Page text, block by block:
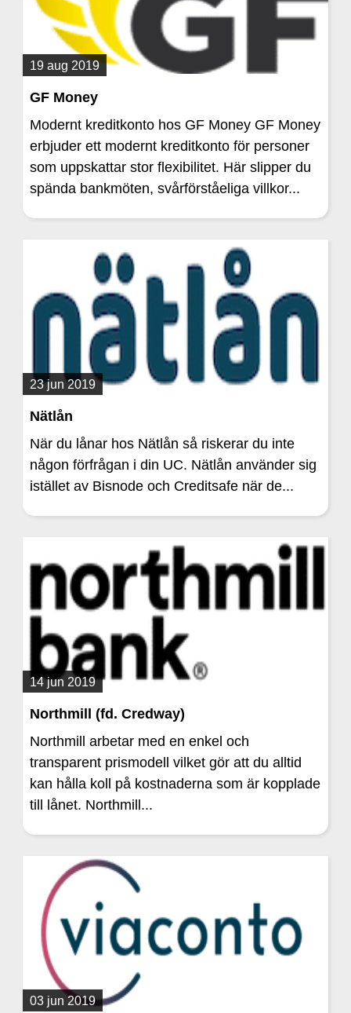
19 aug 2019
GF Money
Modernt kreditkonto hos GF Money GF Money
erbjuder ett modernt kreditkonto för personer
som uppskattar stor flexibilitet. Här slipper du
spända bankmöten, svårförståeliga villkor...
23 jun 2019
Nätlån
När du lånar hos Nätlån så riskerar du inte
någon förfrågan i din UC. Nätlån använder sig
istället av Bisnode och Creditsafe när de...
14 jun 2019
Northmill (fd. Credway)
Northmill arbetar med en enkel och
transparent prismodell vilket gör att du alltid
kan hålla koll på kostnaderna som är kopplade
till lånet. Northmill...
03 jun 2019